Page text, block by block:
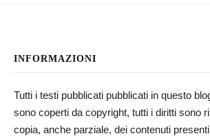
INFORMAZIONI
Tutti i testi pubblicati pubblicati in questo
sono coperti da copyright, tutti i diritti sono
copia, anche parziale, dei contenuti